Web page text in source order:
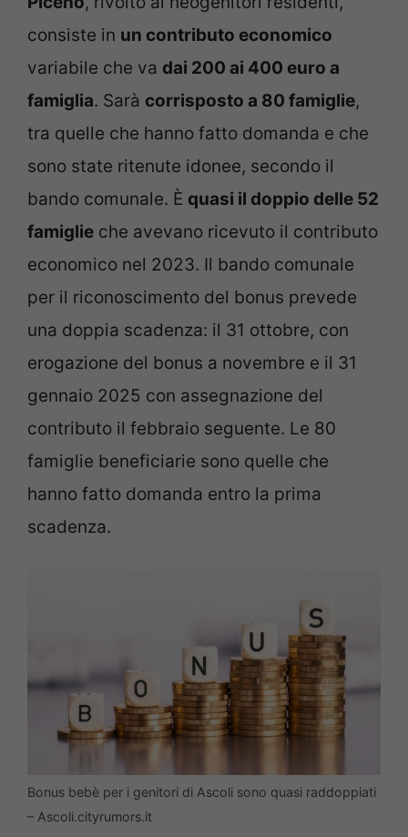
consiste in un contributo economico
variabile che va dai 200 ai 400 euro a
famiglia. Sarà corrisposto a 80 famiglie,
tra quelle che hanno fatto domanda e che
sono state ritenute idonee, secondo il
bando comunale. È quasi il doppio delle 52
famiglie che avevano ricevuto il contributo
economico nel 2023. Il bando comunale
per il riconoscimento del bonus prevede
una doppia scadenza: il 31 ottobre, con
erogazione del bonus a novembre e il 31
gennaio 2025 con assegnazione del
contributo il febbraio seguente. Le 80
famiglie beneficiarie sono quelle che
hanno fatto domanda entro la prima
scadenza.
Bonus bebè per i genitori di Ascoli sono quasi raddoppiati
– Ascoli.cityrumors.it